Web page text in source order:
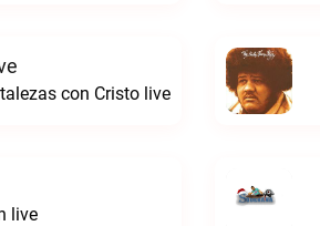
con Cristo live
live